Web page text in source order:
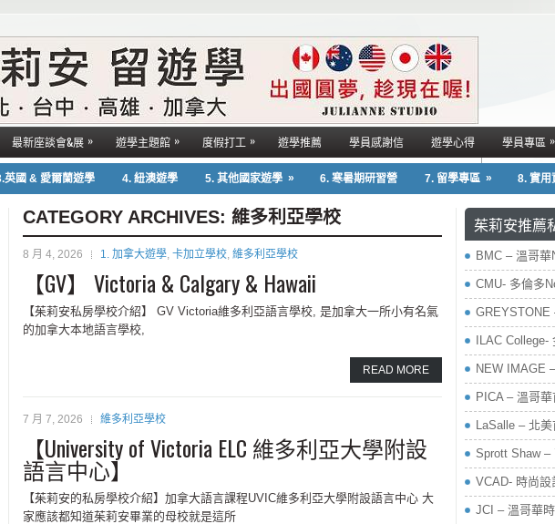
最新座談會&展 » 遊學主題館 » 度假打工 » 遊學推薦 學員感謝信 遊學心得 學員專區 »
英國 & 愛爾蘭遊學 4. 紐澳遊學 5. 其他國家遊學 » 6. 寒暑期研習營 7. 留學專區 » 8. 實用
CATEGORY ARCHIVES: 維多利亞學校
8 月 4, 2026 1. 加拿大遊學, 卡加立學校, 維多利亞學校
【GV】 Victoria & Calgary & Hawaii
【茱莉安私房學校介紹】 GV Victoria維多利亞語言學校, 是加拿大一所小有名氣
的加拿大本地語言學校,
READ MORE
7 月 7, 2026 維多利亞學校
【University of Victoria ELC 維多利亞大學附設
語言中心】
【茱莉安的私房學校介紹】加拿大語言課程UVIC維多利亞大學附設語言中心 大
家應該都知道茱莉安畢業的母校就是這所
茱莉安推薦
BMC – 溫哥
CMU- 多倫多
GREYSTONE
ILAC
NEW IMAGE
PICA – 溫哥
LaSalle – 北
Sprott Shaw –
VCAD- 時尚
JCI – 溫哥華